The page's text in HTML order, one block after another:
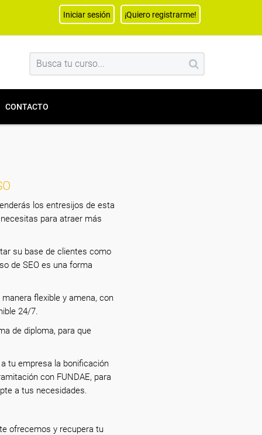
Iniciar sesión ¡Quiero registrarme!
CONTACTO
los entresijos de esta
para atraer más
su base de clientes como
de SEO es una forma
flexible y amena, con
24/7.
de diploma, para que
tu empresa la bonificación
con FUNDAE, para
a tus necesidades.
ofrecemos y recupera tu